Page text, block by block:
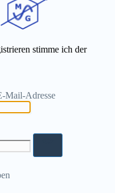
stimme ich der
Mail-Adresse